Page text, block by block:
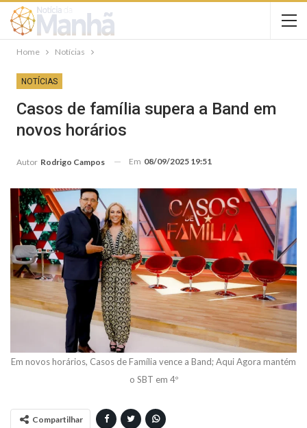
Home Notícias
NOTÍCIAS
Casos de família supera a Band em
novos horários
Autor Rodrigo Campos Em 08/09/2025 19:51
Em novos horários, Casos de Família vence a Band; Aqui Agora mantém
o SBT em 4º
Compartilhar